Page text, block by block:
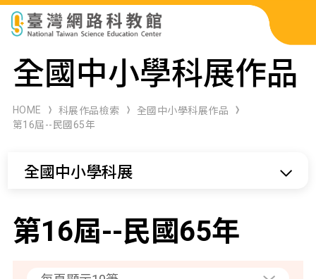
科展作品檢索
科學研習月刊
全國中小學科展作品
HOME 科展作品檢索
全國中小學科展作品
第16屆--民國65年
全國中小學科展
第16屆--民國65年